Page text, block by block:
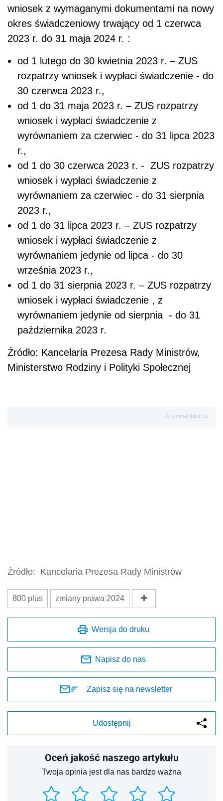
wniosek z wymaganymi dokumentami na nowy
okres świadczeniowy trwający od 1 czerwca
2023 r. do 31 maja 2024 r. :
od 1 lutego do 30 kwietnia 2023 r. – ZUS
rozpatrzy wniosek i wypłaci świadczenie - do
30 czerwca 2023 r.,
od 1 do 31 maja 2023 r. – ZUS rozpatrzy
wniosek i wypłaci świadczenie z
wyrównaniem za czerwiec - do 31 lipca 2023
r.,
od 1 do 30 czerwca 2023 r. - ZUS rozpatrzy
wniosek i wypłaci świadczenie z
wyrównaniem za czerwiec - do 31 sierpnia
2023 r.,
od 1 do 31 lipca 2023 r. – ZUS rozpatrzy
wniosek i wypłaci świadczenie z
wyrównaniem jedynie od lipca - do 30
września 2023 r.,
od 1 do 31 sierpnia 2023 r. – ZUS rozpatrzy
wniosek i wypłaci świadczenie , z
wyrównaniem jedynie od sierpnia - do 31
października 2023 r.
Źródło: Kancelaria Prezesa Rady Ministrów,
Ministerstwo Rodziny i Polityki Społecznej​​​​
AUTOPROMOCJA
Źródło: Kancelaria Prezesa Rady Ministrów
800 plus zmiany prawa 2024
Wersja do druku
Napisz do nas
Zapisz się na newsletter
Udostępnij
Oceń jakość naszego artykułu
Twoja opinia jest dla nas bardzo ważna